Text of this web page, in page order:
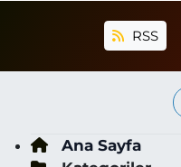
RSS
Ana Sayfa